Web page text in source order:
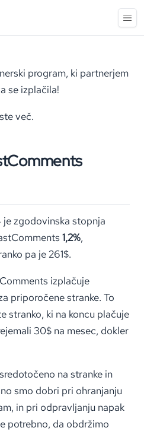
program, ki partnerjem
se izplačila!
več.
zgodovinska stopnja
1,2%,
pa je 261$.
izplačuje
priporočene stranke. To
stranko, ki na koncu plačuje
30$ na mesec, dokler
na stranke in
smo dobri pri ohranjanju
in pri odpravljanju napak
potrebno, da obdržimo